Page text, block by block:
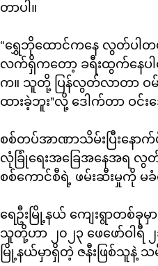
တာပါ။
“ရွှေဘိုထောင်ကနေ လွတ်ပါတ
လက်ရှိကတော့ ခရီးထွက်နေပါ
က။ သူတို့ ပြန်လွတ်လာတာ ဝ
ထားခဲ့ဘူး"လို့ ဒေါက်တာ ဝင်း
စစ်တပ်အာဏာသိမ်းပြီးနော
လုံခြုံရေးအခြေအနေအရ လွတ်
စစ်ကောင်စီရဲ့ ဖမ်းဆီးမှုကို မ
ရေဦးမြို့နယ် ကျေးရွာတစ်ခု
သူတို့ဟာ ၂၀၂၃ ဖေဖော်ဝါရီ
မြို့နယ်မှာရှိတဲ့ ဇနီးဖြစ်သူနဲ့